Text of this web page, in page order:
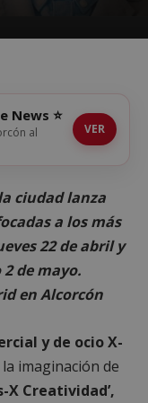
News ⭐
al
VER
ciudad lanza
a los más
22 de abril y
de mayo.
en Alcorcón
y de ocio X-
imaginación de
X Creatividad’,